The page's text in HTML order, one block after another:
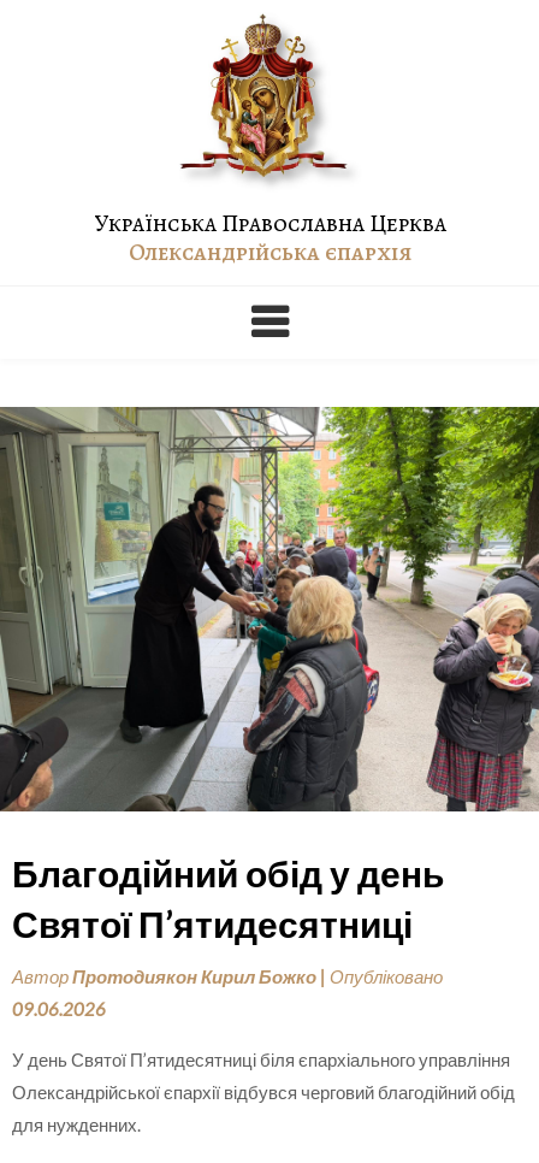
Українська Православна Церква
Олександрійська єпархія
Благодійний обід у день
Святої П’ятидесятниці
АвторПротодиякон Кирил Божко | Опубліковано
09.06.2026
У день Святої П’ятидесятниці біля єпархіального управління
Олександрійської єпархії відбувся черговий благодійний обід
для нужденних.